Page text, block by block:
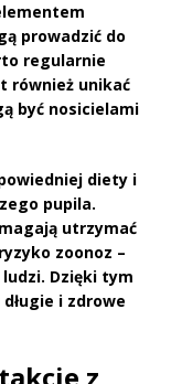
prowadzić do
regularnie
również unikać
być nosicielami
diety i
pupila.
utrzymać
zoonoz –
Dzięki tym
i zdrowe